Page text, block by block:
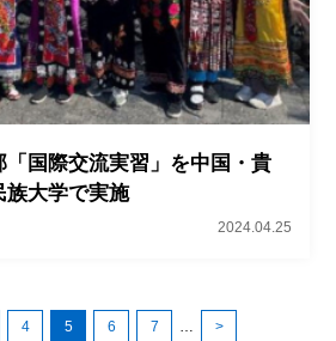
「国際交流実習」を中国・貴
族大学で実施
2024.04.25
4 5 6 7 … >